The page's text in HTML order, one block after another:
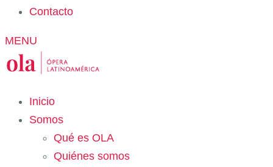
Contacto
MENU
Inicio
Somos
Qué es OLA
Quiénes somos